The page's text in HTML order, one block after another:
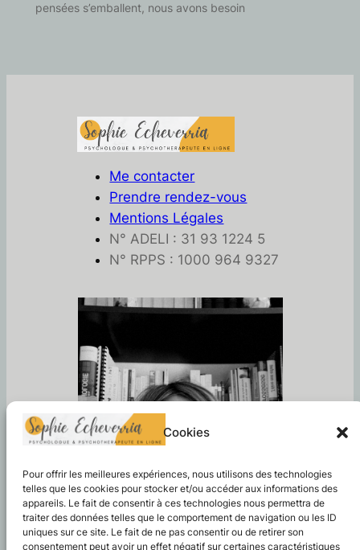
Cookies
Pour offrir les meilleures expériences, nous utilisons des technologies
telles que les cookies pour stocker et/ou accéder aux informations des
appareils. Le fait de consentir à ces technologies nous permettra de
traiter des données telles que le comportement de navigation ou les ID
uniques sur ce site. Le fait de ne pas consentir ou de retirer son
consentement peut avoir un effet négatif sur certaines caractéristiques
pensées s’emballent, nous avons besoin
Me contacter
Prendre rendez-vous
Mentions Légales
N° ADELI : 31 93 1224 5
N° RPPS : 1000 964 9327